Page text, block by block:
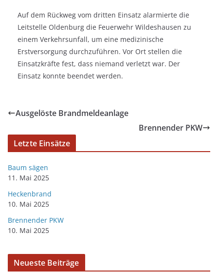
Auf dem Rückweg vom dritten Einsatz alarmierte die
Leitstelle Oldenburg die Feuerwehr Wildeshausen zu
einem Verkehrsunfall, um eine medizinische
Erstversorgung durchzuführen. Vor Ort stellen die
Einsatzkräfte fest, dass niemand verletzt war. Der
Einsatz konnte beendet werden.
Ausgelöste Brandmeldeanlage
Brennender PKW
Letzte Einsätze
Baum sägen
11. Mai 2025
Heckenbrand
10. Mai 2025
Brennender PKW
10. Mai 2025
Neueste Beiträge